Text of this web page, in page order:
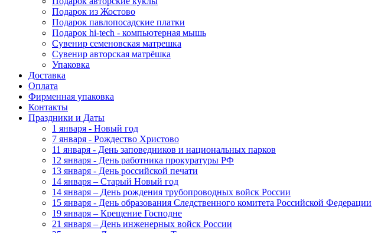
Подарок из Жостово
Подарок павлопосадские платки
Подарок hi-tech - компьютерная мышь
Сувенир семеновская матрешка
Сувенир авторская матрёшка
Упаковка
Доставка
Оплата
Фирменная упаковка
Контакты
Праздники и Даты
1 января - Новый год
7 января - Рождество Христово
11 января - День заповедников и национальных парков
12 января - День работника прокуратуры РФ
13 января - День российской печати
14 января – Старый Новый год
14 января – День рождения трубопроводных войск России
15 января - День образования Следственного комитета Российской Федерации
19 января – Крещение Господне
21 января – День инженерных войск России